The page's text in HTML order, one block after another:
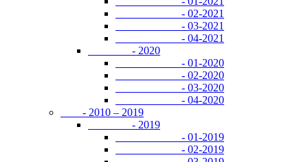
- 02-2021
- 03-2021
- 04-2021
- 2020
- 01-2020
- 02-2020
- 03-2020
- 04-2020
- 2010 – 2019
- 2019
- 01-2019
- 02-2019